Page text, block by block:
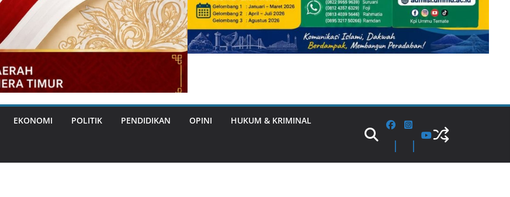
EKONOMI POLITIK PENDIDIKAN OPINI HUKUM & KRIMINAL